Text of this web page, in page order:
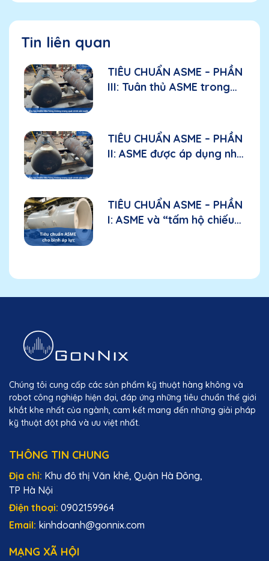
Tin liên quan
TIÊU CHUẨN ASME – PHẦN
III: Tuân thủ ASME trong
xuất
TIÊU CHUẨN ASME – PHẦN
II: ASME được áp dụng như
TIÊU CHUẨN ASME – PHẦN
I: ASME và “tấm hộ chiếu
Chúng tôi cung cấp các sản phẩm kỹ thuật hàng không và
robot công nghiệp hiện đại, đáp ứng những tiêu chuẩn thế giới
khắt khe nhất của ngành, cam kết mang đến những giải pháp
kỹ thuật đột phá và ưu việt nhất.
THÔNG TIN CHUNG
Địa chỉ: Khu đô thị Văn khê, Quận Hà Đông,
TP Hà Nội
Điện thoại: 0902159964
Email: kinhdoanh@gonnix.com
MẠNG XÃ HỘI